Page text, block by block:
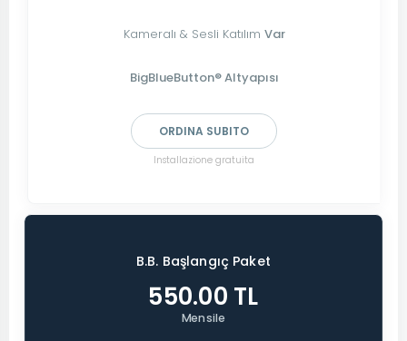
Kameralı & Sesli Katılım Var
BigBlueButton® Altyapısı
ORDINA SUBITO
Installazione gratuita
B.B. Başlangıç Paket
550.00 TL
Mensile